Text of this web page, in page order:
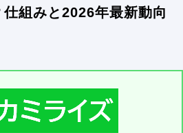
組みと2026年最新動向